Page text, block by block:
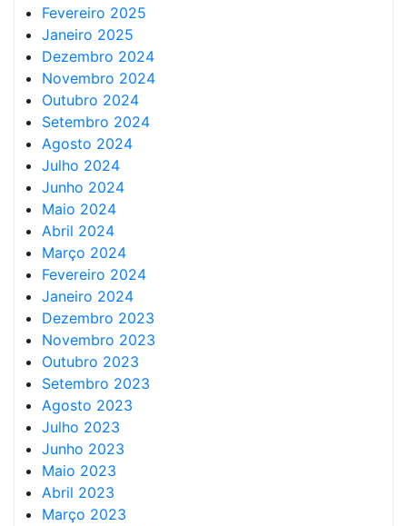
Fevereiro 2025
Janeiro 2025
Dezembro 2024
Novembro 2024
Outubro 2024
Setembro 2024
Agosto 2024
Julho 2024
Junho 2024
Maio 2024
Abril 2024
Março 2024
Fevereiro 2024
Janeiro 2024
Dezembro 2023
Novembro 2023
Outubro 2023
Setembro 2023
Agosto 2023
Julho 2023
Junho 2023
Maio 2023
Abril 2023
Março 2023